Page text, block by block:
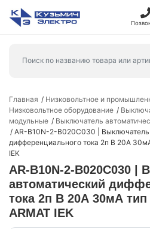
Главная
Низковольтное и
Низковольтное оборудование
модульные
Выключатель
AR-B10N-2-B020C030 | Выключатель
дифференциального тока 2п B 20А
IEK
AR-B10N-2-B020C030 |
автоматический
тока 2п B 20А 30мА
ARMAT IEK